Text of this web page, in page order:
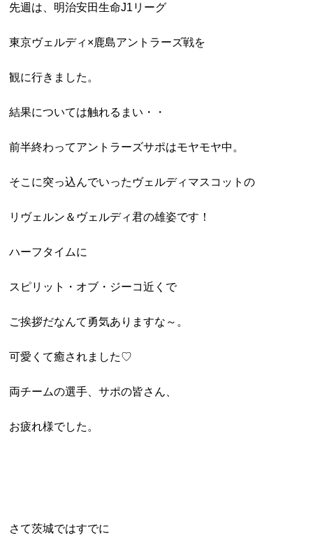
先週は、明治安田生命J1リーグ
東京ヴェルディ×鹿島アントラーズ戦を
観に行きました。
結果については触れるまい・・
前半終わってアントラーズサポはモヤモヤ中。
そこに突っ込んでいったヴェルディマスコットの
リヴェルン＆ヴェルディ君の雄姿です！
ハーフタイムに
スピリット・オブ・ジーコ近くで
ご挨拶だなんて勇気ありますな～。
可愛くて癒されました♡
両チームの選手、サポの皆さん、
お疲れ様でした。
さて茨城ではすでに